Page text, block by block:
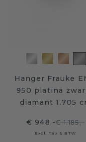
Hanger Frauke
950 platina
diamant 1.705
€ 948,-€ 1.185,-
Excl. Tax & BTW